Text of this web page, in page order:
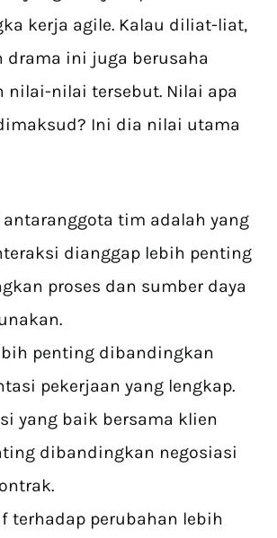
kerja agile. Kalau diliat-liat,
drama ini juga berusaha
nilai-nilai tersebut. Nilai apa
Ini dia nilai utama
tim adalah yang
dianggap lebih penting
proses dan sumber daya
penting dibandingkan
pekerjaan yang lengkap.
yang baik bersama klien
dibandingkan negosiasi
terhadap perubahan lebih